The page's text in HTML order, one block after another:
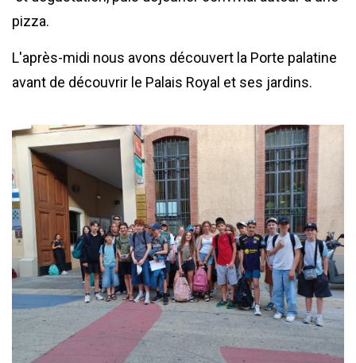
pizza.
L'après-midi nous avons découvert la Porte palatine
avant de découvrir le Palais Royal et ses jardins.